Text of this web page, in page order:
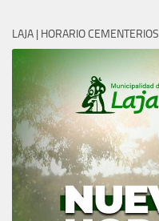
LAJA | HORARIO CEMENTERIOS